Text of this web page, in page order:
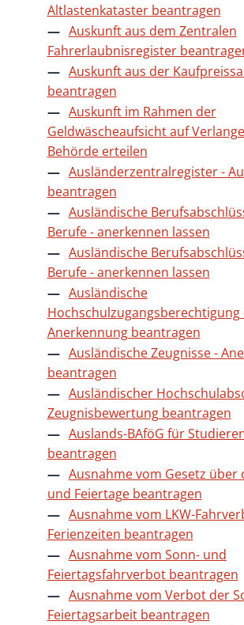
Altlastenkataster beantragen
Auskunft aus dem Zentralen
Fahrerlaubnisregister
Auskunft aus der
beantragen
Auskunft im Rahmen der
Geldwäscheaufsicht auf
Behörde erteilen
Ausländerzentralregister -
beantragen
Ausländische
Berufe - anerkennen lassen
Ausländische
Berufe - anerkennen lassen
Ausländische
Hochschulzugangsberechtigung
Anerkennung beantragen
Ausländische Zeugnisse -
beantragen
Ausländischer
Zeugnisbewertung beantragen
Auslands-BAföG für
beantragen
Ausnahme vom Gesetz über
und Feiertage beantragen
Ausnahme vom LKW-
Ferienzeiten beantragen
Ausnahme vom Sonn- und
Feiertagsfahrverbot beantragen
Ausnahme vom Verbot der
Feiertagsarbeit beantragen